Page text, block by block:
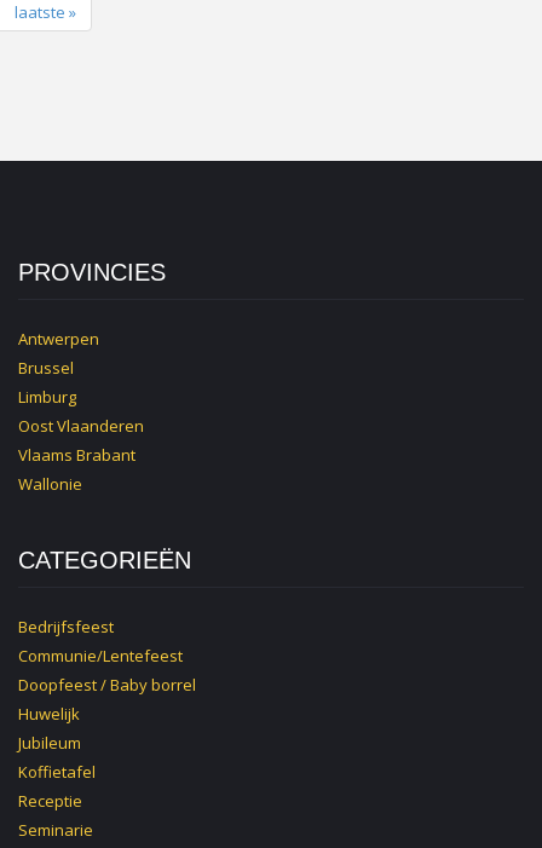
laatste »
PROVINCIES
Antwerpen
Brussel
Limburg
Oost Vlaanderen
Vlaams Brabant
Wallonie
CATEGORIEËN
Bedrijfsfeest
Communie/Lentefeest
Doopfeest / Baby borrel
Huwelijk
Jubileum
Koffietafel
Receptie
Seminarie